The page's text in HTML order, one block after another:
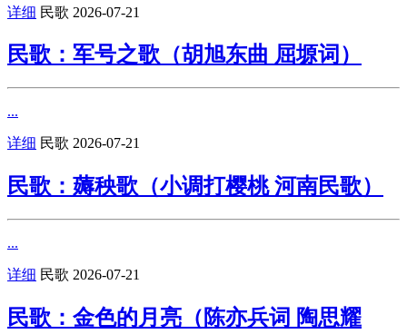
详细 民歌 2026-07-21
民歌：军号之歌（胡旭东曲 屈塬词）
...
详细 民歌 2026-07-21
民歌：薅秧歌（小调打樱桃 河南民歌）
...
详细 民歌 2026-07-21
民歌：金色的月亮（陈亦兵词 陶思耀